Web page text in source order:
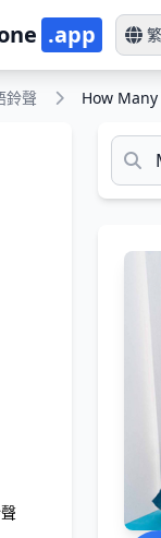
.app
鈴聲 How